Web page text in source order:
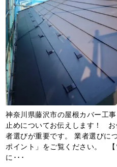
神奈川県藤沢市の屋根カバー工
止めについてお伝えします！
者選びが重要です。 業者選びに
ポイント」をご覧ください。
に･･･